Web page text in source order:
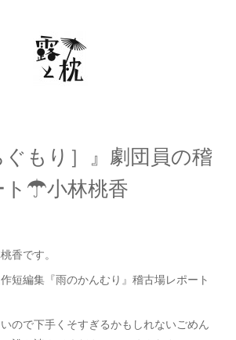
ぐもり］』劇団員の稽
ト☂小林桃香
香です。
短編集『雨のかんむり』稽古場レポート
ので下手くそすぎるかもしれないごめん